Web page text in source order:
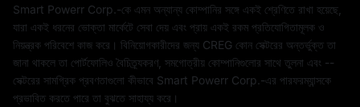
Smart Powerr Corp. -কে এমন অন্যান্য কোম্পানির সঙ্গে একই শ্রেণিতে রাখা হয়েছে,
যারা একই ধরনের ভোক্তা মার্কেটে সেবা দেয় এবং প্রায় একই রকম প্রতিযোগিতামূলক ও
নিয়ন্ত্রক পরিবেশে কাজ করে। বিনিয়োগকারীদের জন্য CREG কোন সেক্টরের অন্তর্ভুক্ত তা
জানা থাকলে তা পোর্টফোলিও বৈচিত্র্যকরণ, সমগোত্রীয় কোম্পানিগুলোর সাথে তুলনা এবং --
সেক্টরের সামগ্রিক প্রবণতাগুলো কীভাবে Smart Powerr Corp. -এর পারফরম্যান্সকে
প্রভাবিত করতে পারে তা বুঝতে সাহায্য করে।